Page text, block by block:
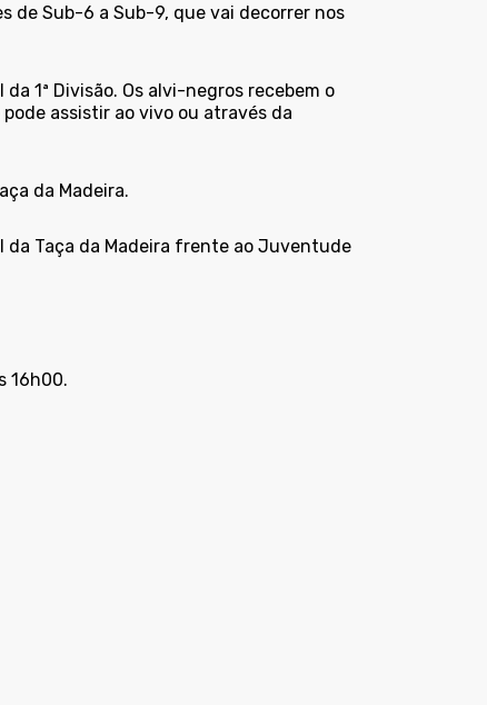
de Sub-6 a Sub-9, que vai decorrer nos
1ª Divisão. Os alvi-negros recebem o
assistir ao vivo ou através da
da Madeira.
da Taça da Madeira frente ao Juventude
16h00.